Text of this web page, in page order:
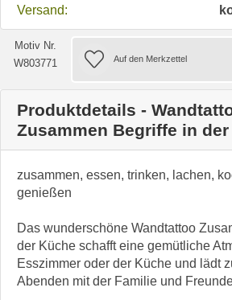
Versand:
Motiv Nr.
W803771
Produktdetails -
Zusammen Begriffe in
zusammen, essen, trinken, lachen,
genießen
Das wunderschöne Wandtattoo
der Küche schafft eine gemütliche
Esszimmer oder der Küche und lädt
Abenden mit der Familie und